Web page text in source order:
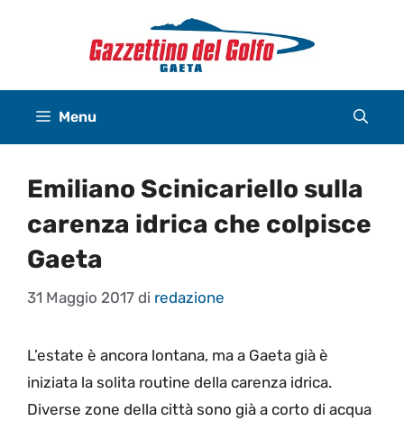
Menu
Emiliano Scinicariello sulla
carenza idrica che colpisce
Gaeta
31 Maggio 2017 di redazione
L’estate è ancora lontana, ma a Gaeta già è
iniziata la solita routine della carenza idrica.
Diverse zone della città sono già a corto di acqua